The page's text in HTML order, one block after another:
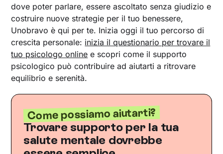
dove poter parlare, essere ascoltato senza giudizio e
costruire nuove strategie per il tuo benessere,
Unobravo è qui per te. Inizia oggi il tuo percorso di
crescita personale: inizia il questionario per trovare il
tuo psicologo online e scopri come il supporto
psicologico può contribuire ad aiutarti a ritrovare
equilibrio e serenità.
Come possiamo aiutarti?
Trovare supporto per la tua
salute mentale dovrebbe